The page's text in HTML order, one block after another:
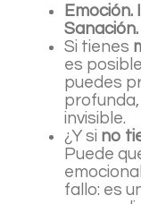
Emoción.
Sanación.
Si tienes
es
puedes
invisible.
¿Y si no
Puede
fallo: es